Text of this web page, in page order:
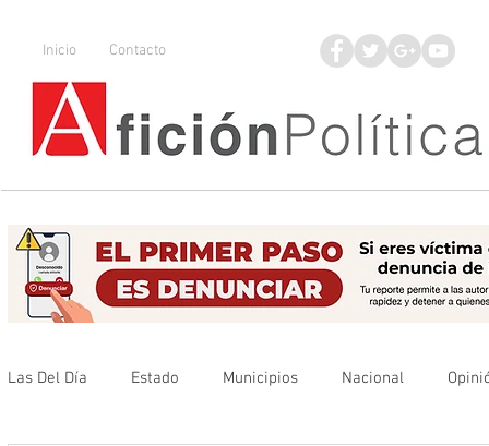
Inicio Contacto
Las Del Día Estado Municipios Nacional